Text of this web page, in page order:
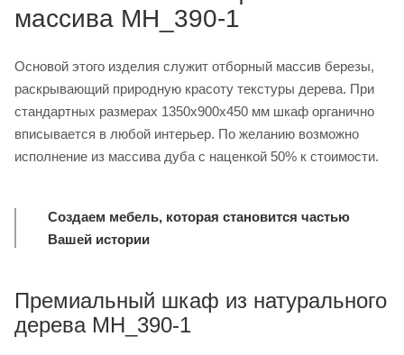
массива MH_390-1
Основой этого изделия служит отборный массив березы,
раскрывающий природную красоту текстуры дерева. При
стандартных размерах 1350x900x450 мм шкаф органично
вписывается в любой интерьер. По желанию возможно
исполнение из массива дуба с наценкой 50% к стоимости.
Создаем мебель, которая становится частью
Вашей истории
Премиальный шкаф из натурального
дерева MH_390-1